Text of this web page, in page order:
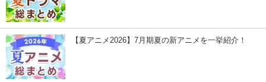
【夏アニメ2026】7月期夏の新アニメを一挙紹介！